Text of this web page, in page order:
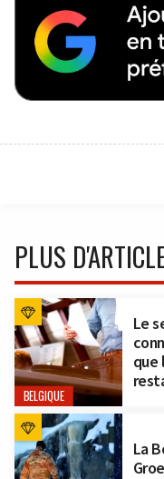
PLUS
BELGIQUE
Le
que
La